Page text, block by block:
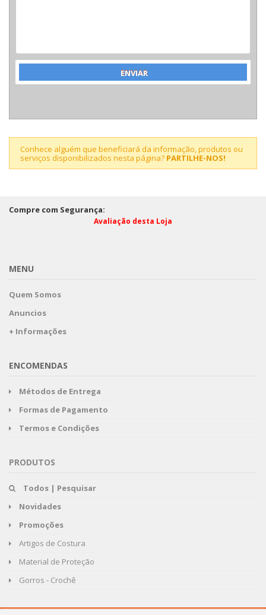
Conhece alguém que beneficiará da informação, produtos ou
serviços disponibilizados nesta página? PARTILHE-NOS!
Compre com Segurança:
Avaliação desta Loja
MENU
Quem Somos
Anuncios
+ Informações
ENCOMENDAS
Métodos de Entrega
Formas de Pagamento
Termos e Condições
PRODUTOS
Todos | Pesquisar
Novidades
Promoções
Artigos de Costura
Material de Proteção
Gorros - Crochê